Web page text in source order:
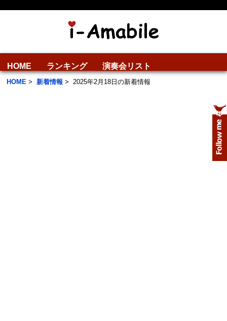
HOME ランキング 演奏会リスト
HOME > 新着情報 > 2025年2月18日の新着情報